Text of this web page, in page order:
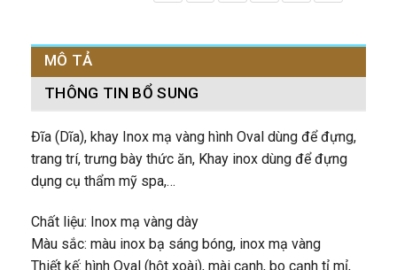
MÔ TẢ
THÔNG TIN BỔ SUNG
Đĩa (Dĩa), khay Inox mạ vàng hình Oval dùng để đựng,
trang trí, trưng bày thức ăn, Khay inox dùng để đựng
dụng cụ thẩm mỹ spa,…
Chất liệu: Inox mạ vàng dày
Màu sắc: màu inox bạ sáng bóng, inox mạ vàng
Thiết kế: hình Oval (hột xoài), mài cạnh, bo cạnh tỉ mỉ,